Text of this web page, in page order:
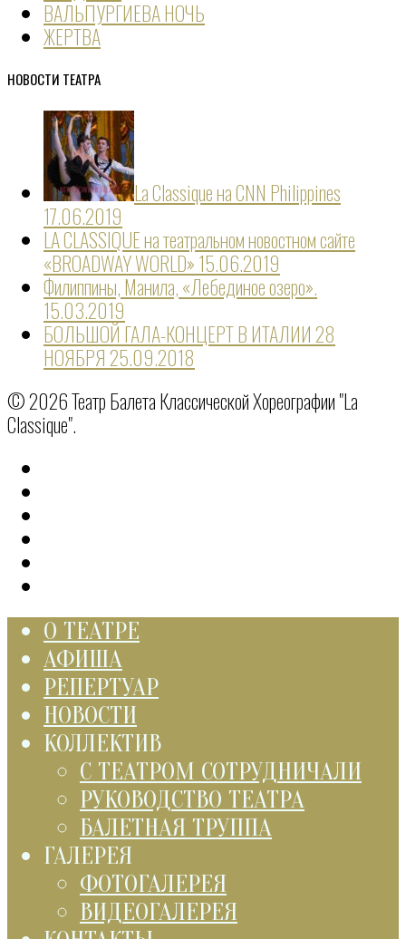
ВАЛЬПУРГИЕВА НОЧЬ
ЖЕРТВА
НОВОСТИ ТЕАТРА
La Classique на CNN Philippines
17.06.2019
LA CLASSIQUE на театральном новостном сайте
«BROADWAY WORLD»15.06.2019
Филиппины, Манила, «Лебединое озеро».
15.03.2019
БОЛЬШОЙ ГАЛА-КОНЦЕРТ В ИТАЛИИ 28
НОЯБРЯ25.09.2018
© 2026 Театр Балета Классической Хореографии "La
Classique".
О ТЕАТРЕ
АФИША
РЕПЕРТУАР
НОВОСТИ
КОЛЛЕКТИВ
С ТЕАТРОМ СОТРУДНИЧАЛИ
РУКОВОДСТВО ТЕАТРА
БАЛЕТНАЯ ТРУППА
ГАЛЕРЕЯ
ФОТОГАЛЕРЕЯ
ВИДЕОГАЛЕРЕЯ